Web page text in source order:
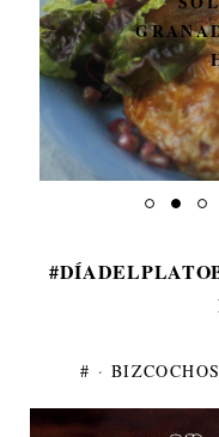
# · BIZCOCHOS